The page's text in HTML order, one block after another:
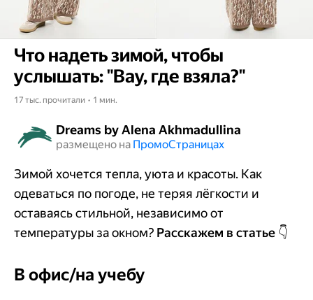
Что надеть зимой, чтобы
услышать: "Вау, где взяла?"
17 тыс. прочитали • 1 мин.
Dreams by Alena Akhmadullina
размещено на Промо​​​​​​​Страницах
Зимой хочется тепла, уюта и красоты. Как
одеваться по погоде, не теряя лёгкости и
оставаясь стильной, независимо от
температуры за окном? Расскажем в статье 👇
В офис/на учебу